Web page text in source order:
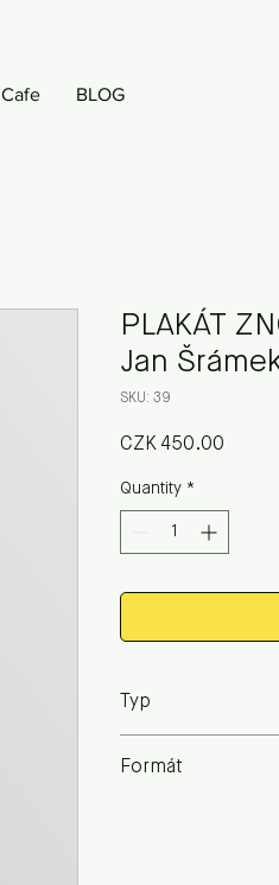
Cafe BLOG
PLAKÁT
Jan
SKU: 39
CZK 450.00
Quantity *
Typ
Formát